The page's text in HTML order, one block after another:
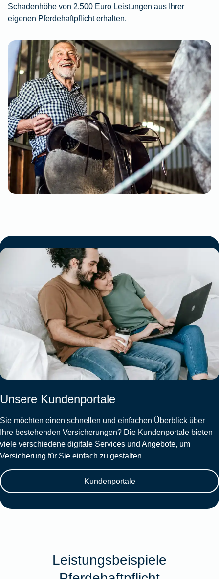
Schadenhöhe von 2.500 Euro Leistungen aus Ihrer
eigenen Pferdehaftpflicht erhalten.
Unsere Kundenportale
Sie möchten einen schnellen und einfachen Überblick über
Ihre bestehenden Versicherungen? Die Kundenportale bieten
viele verschiedene digitale Services und Angebote, um
Versicherung für Sie einfach zu gestalten.
Kundenportale
Leistungsbeispiele